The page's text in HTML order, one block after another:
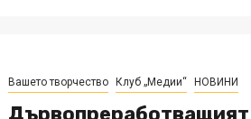
Вашето творчество Клуб „Медии“ НОВИНИ